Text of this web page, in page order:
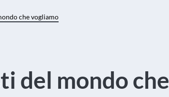
che vogliamo
del mondo che